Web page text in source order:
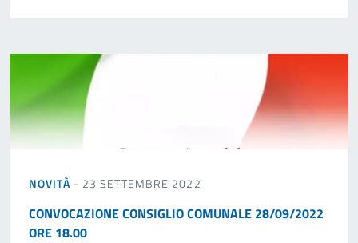
NOVITÀ - 23 SETTEMBRE 2022
CONVOCAZIONE CONSIGLIO COMUNALE 28/09/2022
ORE 18.00